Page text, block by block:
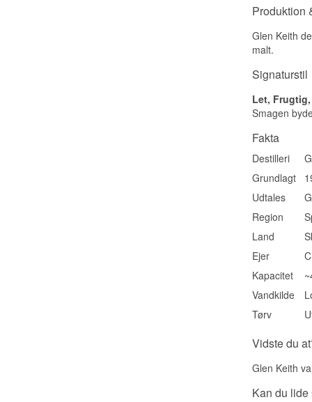
Produktion
Glen Keith
malt.
Signaturstil
Let,
Smagen
Fakta
Destilleri
Grundlagt
Udtales
Region
Land
Ejer
Kapacitet
Vandkilde
Tørv
Vidste du
Glen Keith
Kan du